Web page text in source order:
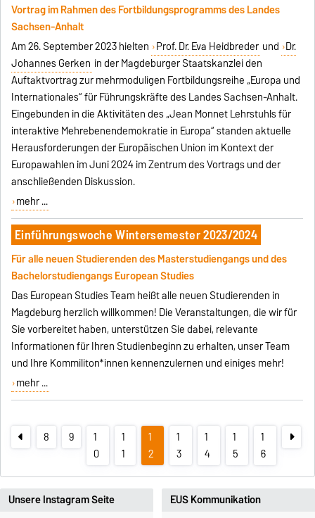
Vortrag im Rahmen des Fortbildungsprogramms des Landes
Sachsen-Anhalt
Am 26. September 2023 hielten Prof. Dr. Eva Heidbreder und Dr.
Johannes Gerken in der Magdeburger Staatskanzlei den
Auftaktvortrag zur mehrmoduligen Fortbildungsreihe „Europa und
Internationales“ für Führungskräfte des Landes Sachsen-Anhalt.
Eingebunden in die Aktivitäten des „Jean Monnet Lehrstuhls für
interaktive Mehrebenendemokratie in Europa“ standen aktuelle
Herausforderungen der Europäischen Union im Kontext der
Europawahlen im Juni 2024 im Zentrum des Vortrags und der
anschließenden Diskussion.
mehr ...
Einführungswoche Wintersemester 2023/2024
Für alle neuen Studierenden des Masterstudiengangs und des
Bachelorstudiengangs European Studies
Das European Studies Team heißt alle neuen Studierenden in
Magdeburg herzlich willkommen! Die Veranstaltungen, die wir für
Sie vorbereitet haben, unterstützen Sie dabei, relevante
Informationen für Ihren Studienbeginn zu erhalten, unser Team
und Ihre Kommiliton*innen kennenzulernen und einiges mehr!
mehr ...
8 9
1
0
1
1
1
2
1
3
1
4
1
5
1
6
Unsere Instagram Seite
EUS Kommunikation